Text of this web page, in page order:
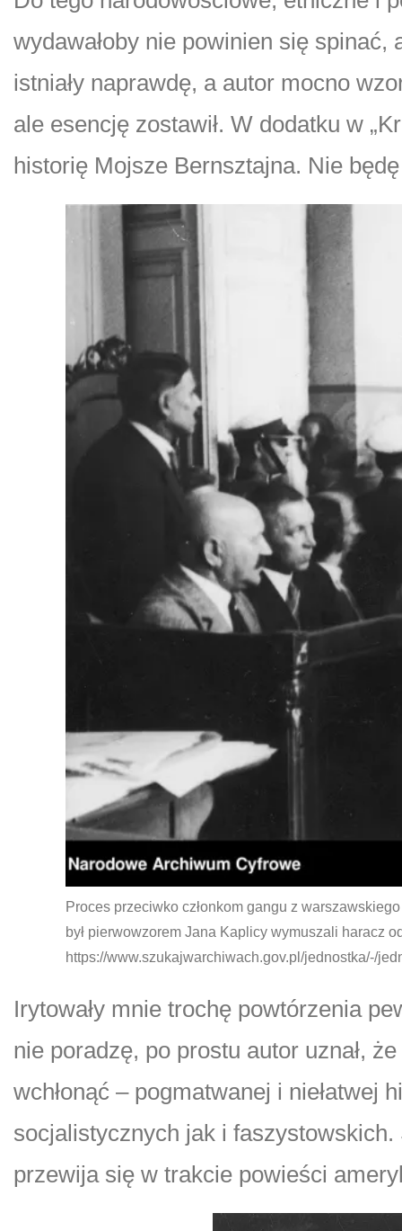
wydawałoby nie powinien się
istniały naprawdę, a autor mocno
ale esencję zostawił. W dodatku w
historię Mojsze Bernsztajna. Nie
Proces przeciwko członkom gangu z
był pierwowzorem Jana Kaplicy wymuszali haracz
https://www.szukajwarchiwach.gov.pl/jednostka/-/
Irytowały mnie trochę powtórzenia
nie poradzę, po prostu autor uznał,
wchłonąć – pogmatwanej i
socjalistycznych jak i
przewija się w trakcie powieści